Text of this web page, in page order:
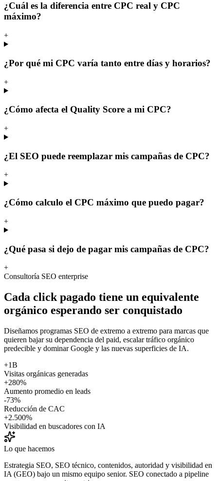
¿Cuál es la diferencia entre CPC real y CPC
máximo?
+
¿Por qué mi CPC varía tanto entre días y horarios?
+
¿Cómo afecta el Quality Score a mi CPC?
+
¿El SEO puede reemplazar mis campañas de CPC?
+
¿Cómo calculo el CPC máximo que puedo pagar?
+
¿Qué pasa si dejo de pagar mis campañas de CPC?
+
Consultoría SEO enterprise
Cada click pagado tiene un equivalente
orgánico esperando ser conquistado
Diseñamos programas SEO de extremo a extremo para marcas que
quieren bajar su dependencia del paid, escalar tráfico orgánico
predecible y dominar Google y las nuevas superficies de IA.
+1B
Visitas orgánicas generadas
+280%
Aumento promedio en leads
-73%
Reducción de CAC
+2.500%
Visibilidad en buscadores con IA
Lo que hacemos
Estrategia SEO, SEO técnico, contenidos, autoridad y visibilidad en
IA (GEO) bajo un mismo equipo senior. SEO conectado a pipeline